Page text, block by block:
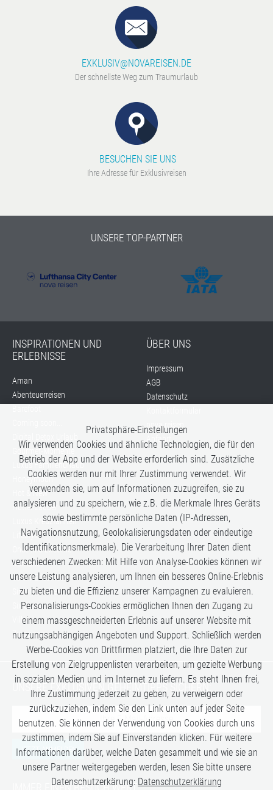
EXKLUSIV@NOVAREISEN.DE
Der schnellste Weg zum Traumurlaub
BESUCHEN SIE UNS
Ihre Adresse für Exklusivreisen
UNSERE TOP-PARTNER
INSPIRATIONEN UND
ERLEBNISSE
Aman
Abenteuerreisen
Gourmet-Momente
Luxus Familienurlaub
Honeymoon
Hot & New
Hüttenzauber
Luxus Kreuzfahrten
Lifestyle
Once in a Lifetime
Romance
Safari-Erlebnisse
Simply the Best
Six Senses
Villen
Zugreisen
ÜBER UNS
Impressum
AGB
Datenschutz
nova reisen
Anfahrt
UNSERE EXKLUSIVEN GEHEIMTIPPS SICHERN:
JETZT ANMELDEN
IMMER EINEN BESUCH WERT:
Privatsphäre-Einstellungen
Wir verwenden Cookies und ähnliche Technologien, die für den
Betrieb der App und der Website erforderlich sind. Zusätzliche
Cookies werden nur mit Ihrer Zustimmung verwendet. Wir
verwenden sie, um auf Informationen zuzugreifen, sie zu
analysieren und zu speichern, wie z.B. die Merkmale Ihres Geräts
sowie bestimmte persönliche Daten (IP-Adressen,
Navigationsnutzung, Geolokalisierungsdaten oder eindeutige
Identifikationsmerkmale). Die Verarbeitung Ihrer Daten dient
verschiedenen Zwecken: Mit Hilfe von Analyse-Cookies können wir
unsere Leistung analysieren, um Ihnen ein besseres Online-Erlebnis
zu bieten und die Effizienz unserer Kampagnen zu evaluieren.
Personalisierungs-Cookies ermöglichen Ihnen den Zugang zu
einem massgeschneiderten Erlebnis auf unserer Website mit
nutzungsabhängigen Angeboten und Support. Schließlich werden
Werbe-Cookies von Drittfirmen platziert, die Ihre Daten zur
Erstellung von Zielgruppenlisten verarbeiten, um gezielte Werbung
in sozialen Medien und im Internet zu liefern. Es steht Ihnen frei,
Ihre Zustimmung jederzeit zu geben, zu verweigern oder
zurückzuziehen, indem Sie den Link unten auf jeder Seite
benutzen. Sie können der Verwendung von Cookies durch uns
zustimmen, indem Sie auf Einverstanden klicken. Für weitere
Informationen darüber, welche Daten gesammelt und wie sie an
unsere Partner weitergegeben werden, lesen Sie bitte unsere
Datenschutzerkärung: Datenschutzerklärung